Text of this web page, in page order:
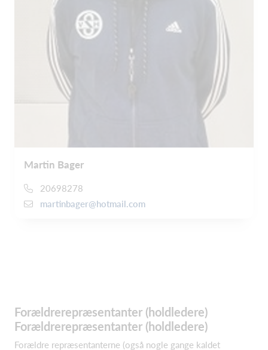
Martin Bager
20698278
martinbager@hotmail.com
Forældrerepræsentanter (holdledere)
Forældrerepræsentanter (holdledere)
Forældre repræsentanterne (også nogle gange kaldet